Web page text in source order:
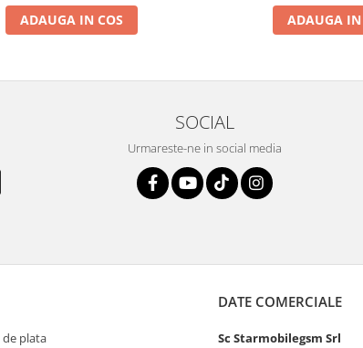
ADAUGA IN COS ADAUGA IN
SOCIAL
Urmareste-ne in social media
plata
DATE COMERCIALE
Sc Starmobilegsm Srl